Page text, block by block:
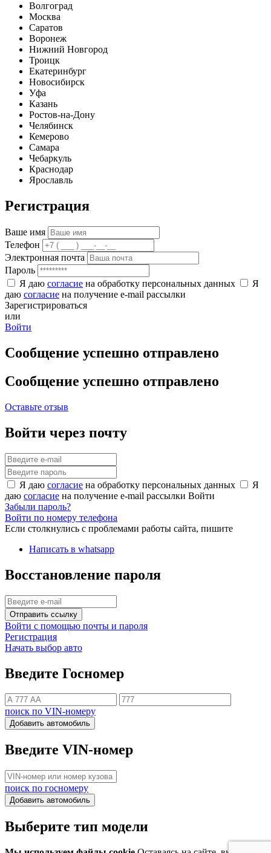
Волгоград
Москва
Саратов
Воронеж
Нижний Новгород
Троицк
Екатеринбург
Новосибирск
Уфа
Казань
Ростов-на-Дону
Челябинск
Кемерово
Самара
Чебаркуль
Краснодар
Ярославль
Регистрация
Ваше имя
Телефон
Электронная почта
Пароль
Я даю согласие на обработку персональных данных
Я
даю согласие на получение e-mail рассылки
Зарегистрироваться
или
Войти
Сообщение успешно отправлено
Сообщение успешно отправлено
Оставьте отзыв
Войти через почту
Я даю согласие на обработку персональных данных
Я
даю согласие на получение e-mail рассылки Войти
Забыли пароль?
Войти по номеру телефона
Если столкнулись с проблемами работы сайта, пишите
Написать в whatsapp
Восстановление пароля
Отправить ссылку
Войти с помощью почты и пароля
Регистрация
Начать выбор авто
Введите Госномер
поиск по VIN-номеру
Добавить автомобиль
Введите VIN-номер
поиск по госномеру
Добавить автомобиль
Выберите тип модели